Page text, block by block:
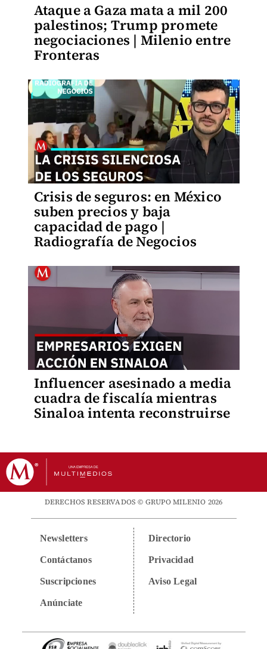
Ataque a Gaza mata a mil 200
palestinos; Trump promete
negociaciones | Milenio entre
Fronteras
Crisis de seguros: en México
suben precios y baja
capacidad de pago |
Radiografía de Negocios
Influencer asesinado a media
cuadra de fiscalía mientras
Sinaloa intenta reconstruirse
DERECHOS RESERVADOS © GRUPO MILENIO 2026
Newsletters
Contáctanos
Suscripciones
Anúnciate
Directorio
Privacidad
Aviso Legal